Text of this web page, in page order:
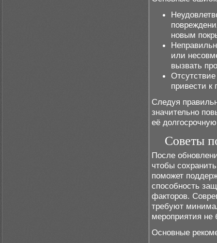
новым
или
вызвать
привести
Следуя
значительно
её
Советы
После
чтобы
поможет
способность
факторов.
требуют
мероприятия
Основные